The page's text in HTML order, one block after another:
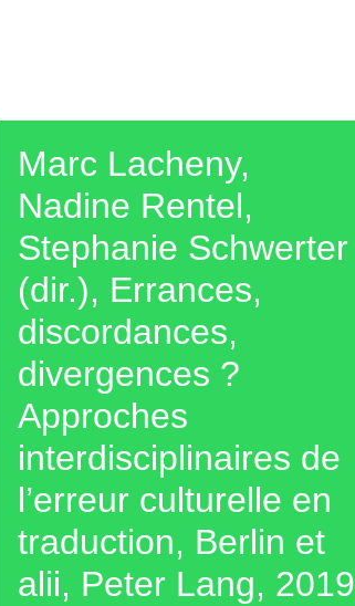
Marc Lacheny,
Nadine Rentel,
Stephanie Schwerter
(dir.), Errances,
discordances,
divergences ?
Approches
interdisciplinaires de
l’erreur culturelle en
traduction, Berlin et
alii, Peter Lang, 2019